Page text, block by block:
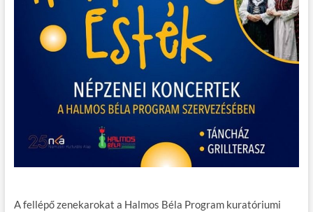
A fellépő zenekarokat a Halmos Béla Program kuratóriumi